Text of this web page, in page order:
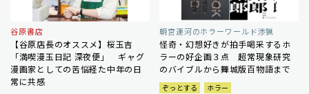
谷原書店
【谷原店長のオススメ】桜玉吉
「満喫漫玉日記 深夜便」 ギャグ
漫画家としての苦悩経た中年の日
常に共感
朝宮運河のホラーワールド渉猟
怪奇・幻想好きが拍手喝采するホ
ラーの好企画３点 超常現象研究
のバイブルから舞城版百物語まで
ぞっとする
ホラー